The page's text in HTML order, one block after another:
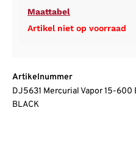
Maattabel
Artikel niet op voorraad
Artikelnummer
DJ5631 Mercurial Vapor 15-600
BLACK